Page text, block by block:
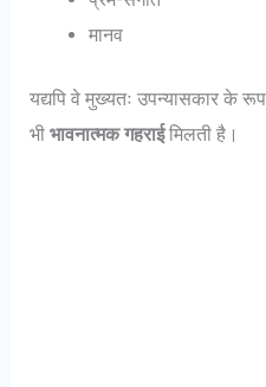
मानव
यद्यपि वे मुख्यतः उपन्यासकार के
भीभावनात्मक गहराईमिलती है।